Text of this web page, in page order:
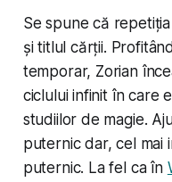
Se spune că
și titlul cărții.
temporar, Zorian
ciclului infinit în care
studiilor de magie.
puternic dar, cel mai
puternic. La fel ca în